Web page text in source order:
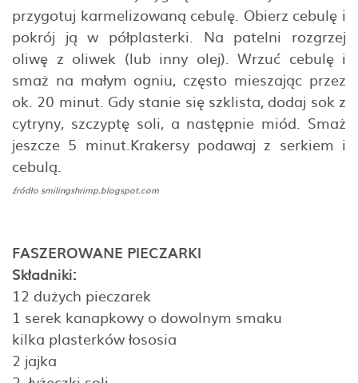
przygotuj karmelizowaną cebulę. Obierz cebulę i
pokrój ją w półplasterki. Na patelni rozgrzej
oliwę z oliwek (lub inny olej). Wrzuć cebulę i
smaż na małym ogniu, często mieszając przez
ok. 20 minut. Gdy stanie się szklista, dodaj sok z
cytryny, szczyptę soli, a następnie miód. Smaż
jeszcze 5 minut.Krakersy podawaj z serkiem i
cebulą.
źródło smilingshrimp.blogspot.com
FASZEROWANE PIECZARKI
Składniki:
12 dużych pieczarek
1 serek kanapkowy o dowolnym smaku
kilka plasterków łososia
2 jajka